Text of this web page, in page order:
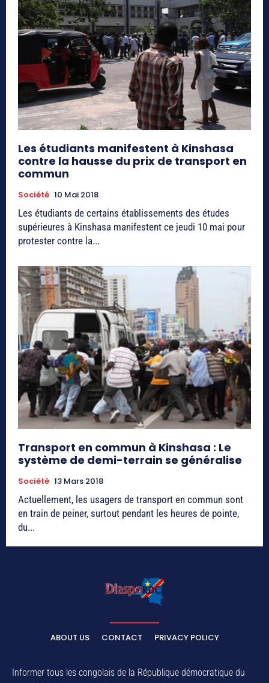
Les étudiants manifestent à Kinshasa
contre la hausse du prix de transport en
commun
Société 10 Mai 2018
Les étudiants de certains établissements des études
supérieures à Kinshasa manifestent ce jeudi 10 mai pour
protester contre la...
Transport en commun à Kinshasa : Le
système de demi-terrain se généralise
Société 13 Mars 2018
Actuellement, les usagers de transport en commun sont
en train de peiner, surtout pendant les heures de pointe,
du...
ABOUT US CONTACT PRIVACY POLICY
Informer tous les congolais de la République démocratique du